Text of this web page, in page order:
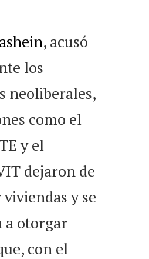
, acusó
los
neoliberales,
como el
y el
dejaron de
y se
otorgar
con el